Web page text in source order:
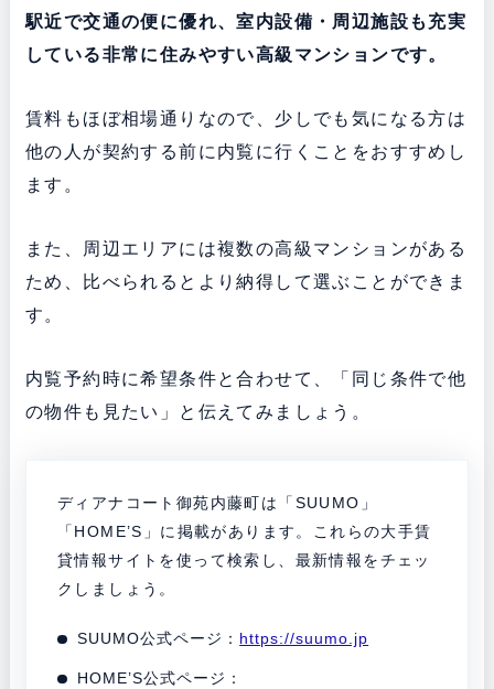
駅近で交通の便に優れ、室内設備・周辺施設も充実
している非常に住みやすい高級マンションです。
賃料もほぼ相場通りなので、少しでも気になる方は
他の人が契約する前に内覧に行くことをおすすめし
ます。
また、周辺エリアには複数の高級マンションがある
ため、比べられるとより納得して選ぶことができま
す。
内覧予約時に希望条件と合わせて、「同じ条件で他
の物件も見たい」と伝えてみましょう。
ディアナコート御苑内藤町は「SUUMO」
「HOME’S」に掲載があります。これらの大手賃
貸情報サイトを使って検索し、最新情報をチェッ
クしましょう。
SUUMO公式ページ： https://suumo.jp
HOME’S公式ページ：